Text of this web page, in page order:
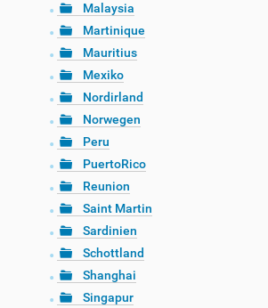
Malaysia
Martinique
Mauritius
Mexiko
Nordirland
Norwegen
Peru
PuertoRico
Reunion
Saint Martin
Sardinien
Schottland
Shanghai
Singapur